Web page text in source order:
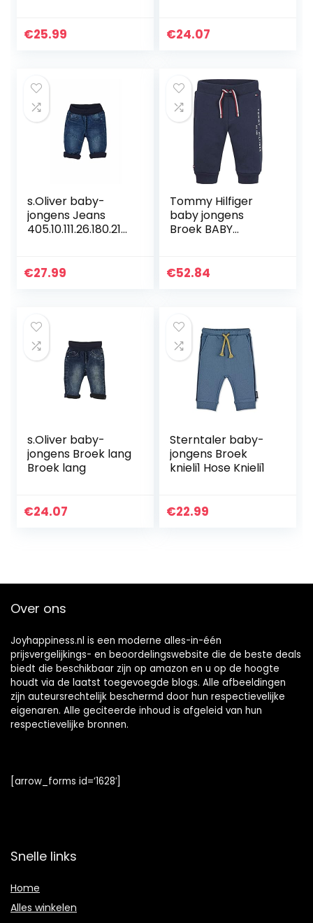
€25.99 €24.07
s.Oliver baby-
jongens Jeans
405.10.111.26.180.210
€27.99
Tommy Hilfiger
baby jongens
Broek BABY
€52.84
s.Oliver baby-
jongens Broek lang
Broek lang
€24.07
Sterntaler baby-
jongens Broek
knieli1 Hose Knieli1
€22.99
Over ons
Joyhappiness.nl is een moderne alles-in-één
prijsvergelijkings- en beoordelingswebsite die de beste deals
biedt die beschikbaar zijn op amazon en u op de hoogte
houdt via de laatst toegevoegde blogs. Alle afbeeldingen
zijn auteursrechtelijk beschermd door hun respectievelijke
eigenaren. Alle geciteerde inhoud is afgeleid van hun
respectievelijke bronnen.
[arrow_forms id=’1628′]
Snelle links
Home
Alles winkelen